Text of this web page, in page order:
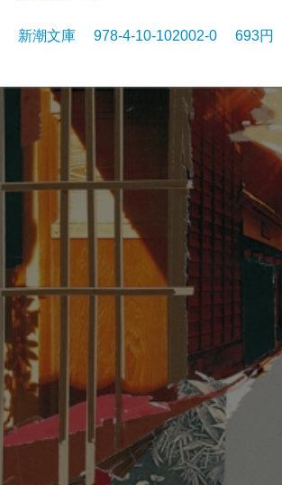
新潮文庫 978-4-10-102002-0 693円